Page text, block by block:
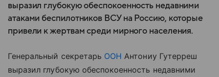
выразил глубокую обеспокоенность недавними
атаками беспилотников ВСУ на Россию, которые
привели к жертвам среди мирного населения.
Генеральный секретарь ООН Антониу Гутерреш
выразил глубокую обеспокоенность недавними